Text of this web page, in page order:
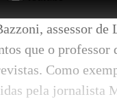
assessor de
que o
Como
pela jornalista